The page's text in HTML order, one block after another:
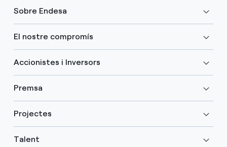
Sobre Endesa
El nostre compromís
Accionistes i Inversors
Premsa
Projectes
Talent